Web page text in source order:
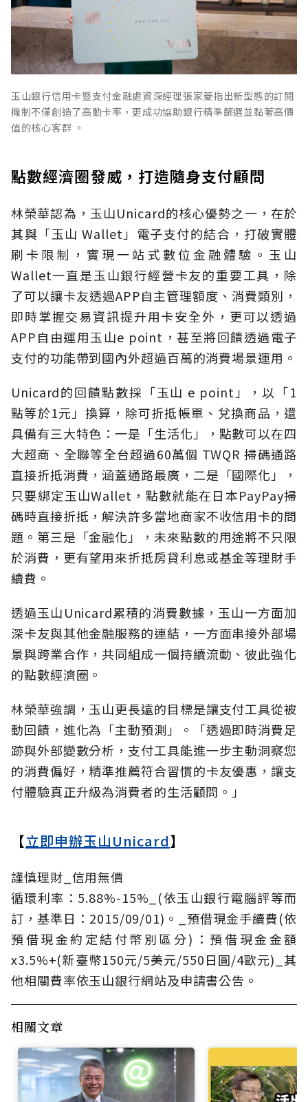
玉山銀行信用卡暨支付金融處資深經理張家菱指出新型態的訂閱
機制不僅創造了高動卡率，更成功協助銀行精準篩選並黏著高價
值的核心客群 。
點數經濟圈發威，打造隨身支付顧問
林榮華認為，玉山Unicard的核心優勢之一，在於
其與「玉山 Wallet」電子支付的結合，打破實體
刷卡限制，實現一站式數位金融體驗。玉山
Wallet一直是玉山銀行經營卡友的重要工具，除
了可以讓卡友透過APP自主管理額度、消費類別，
即時掌握交易資訊提升用卡安全外，更可以透過
APP自由運用玉山e point，甚至將回饋透過電子
支付的功能帶到國內外超過百萬的消費場景運用。
Unicard的回饋點數採「玉山 e point」，以「1
點等於1元」換算，除可折抵帳單、兌換商品，還
具備有三大特色：一是「生活化」，點數可以在四
大超商、全聯等全台超過60萬個 TWQR 掃碼通路
直接折抵消費，涵蓋通路最廣，二是「國際化」，
只要綁定玉山Wallet，點數就能在日本PayPay掃
碼時直接折抵，解決許多當地商家不收信用卡的問
題。第三是「金融化」，未來點數的用途將不只限
於消費，更有望用來折抵房貸利息或基金等理財手
續費。
透過玉山Unicard累積的消費數據，玉山一方面加
深卡友與其他金融服務的連結，一方面串接外部場
景與跨業合作，共同組成一個持續流動、彼此強化
的點數經濟圈。
林榮華強調，玉山更長遠的目標是讓支付工具從被
動回饋，進化為「主動預測」。「透過即時消費足
跡與外部變數分析，支付工具能進一步主動洞察您
的消費偏好，精準推薦符合習慣的卡友優惠，讓支
付體驗真正升級為消費者的生活顧問。」
【立即申辦玉山Unicard】
謹慎理財_信用無價
循環利率：5.88%-15%_(依玉山銀行電腦評等而
訂，基準日：2015/09/01)。_預借現金手續費(依
預借現金約定結付幣別區分)：預借現金金額
x3.5%+(新臺幣150元/5美元/550日圓/4歐元)_其
他相關費率依玉山銀行網站及申請書公告。
相關文章